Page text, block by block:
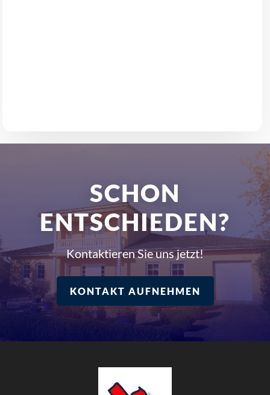
SCHON
ENTSCHIEDEN?
Kontaktieren Sie uns jetzt!
KONTAKT AUFNEHMEN